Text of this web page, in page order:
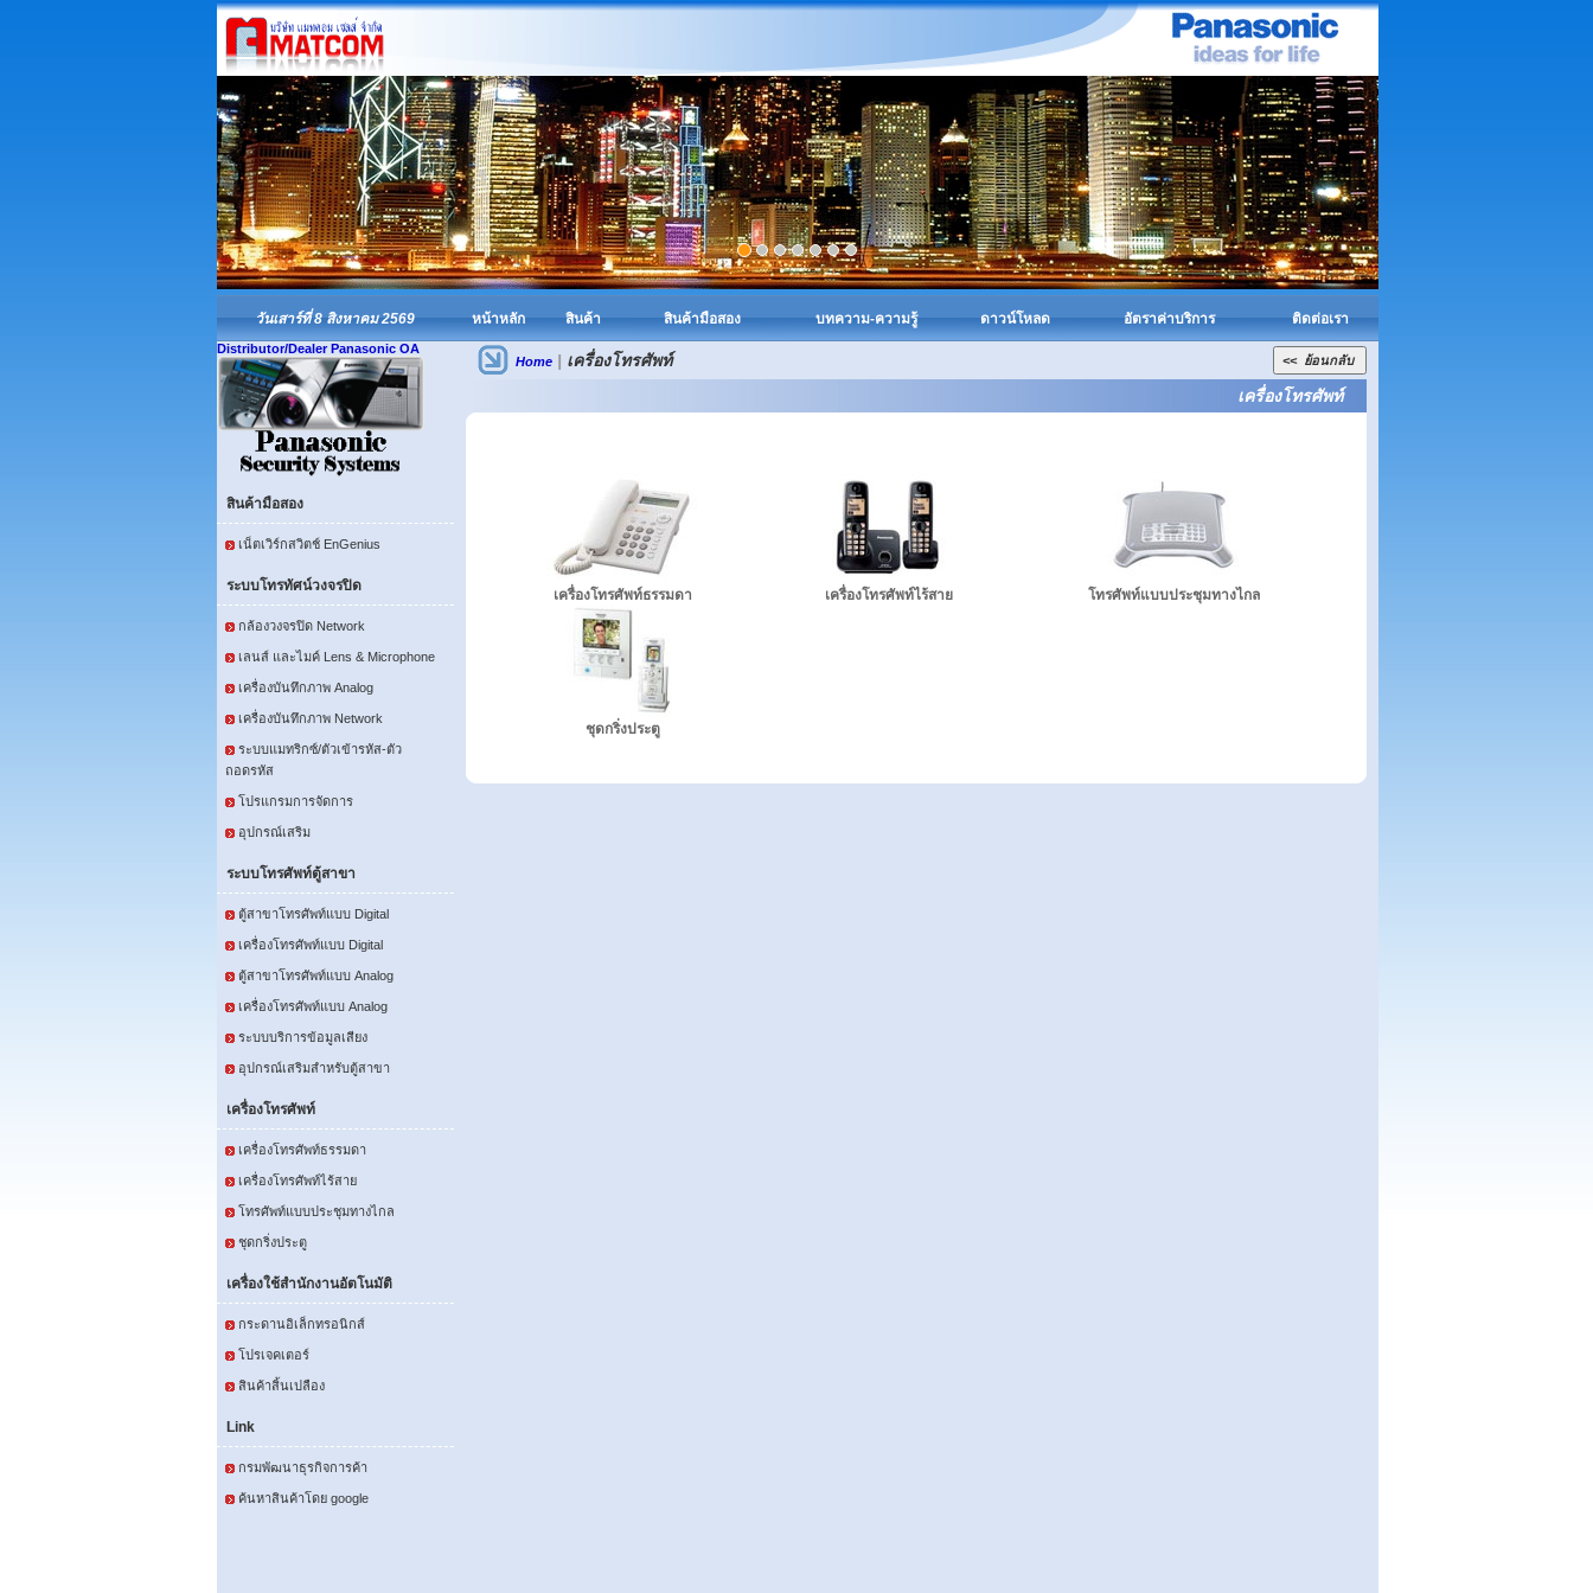
วันเสาร์ที่ 8 สิงหาคม 2569 หน้าหลัก สินค้า สินค้ามือสอง บทความ-ความรู้ ดาวน์โหลด อัตราค่าบริการ ติดต่อเรา
Distributor/Dealer Panasonic OA
สินค้ามือสอง
เน็ตเวิร์กสวิตช์ EnGenius
ระบบโทรทัศน์วงจรปิด
กล้องวงจรปิด Network
เลนส์ และไมค์ Lens & Microphone
เครื่องบันทึกภาพ Analog
เครื่องบันทึกภาพ Network
ระบบแมทริกซ์/ตัวเข้ารหัส-ตัว
ถอดรหัส
โปรแกรมการจัดการ
อุปกรณ์เสริม
ระบบโทรศัพท์ตู้สาขา
ตู้สาขาโทรศัพท์แบบ Digital
เครื่องโทรศัพท์แบบ Digital
ตู้สาขาโทรศัพท์แบบ Analog
เครื่องโทรศัพท์แบบ Analog
ระบบบริการข้อมูลเสียง
อุปกรณ์เสริมสำหรับตู้สาขา
เครื่องโทรศัพท์
เครื่องโทรศัพท์ธรรมดา
เครื่องโทรศัพท์ไร้สาย
โทรศัพท์แบบประชุมทางไกล
ชุดกริ่งประตู
เครื่องใช้สำนักงานอัตโนมัติ
กระดานอิเล็กทรอนิกส์
โปรเจคเตอร์
สินค้าสิ้นเปลือง
Link
กรมพัฒนาธุรกิจการค้า
ค้นหาสินค้าโดย google
Home | เครื่องโทรศัพท์
เครื่องโทรศัพท์
เครื่องโทรศัพท์ธรรมดา เครื่องโทรศัพท์ไร้สาย โทรศัพท์แบบประชุมทางไกล
ชุดกริ่งประตู